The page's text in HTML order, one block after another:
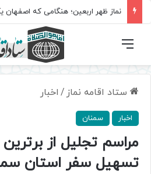
فهرست
ستاد اقامه نماز / اخبار
اخبار سمنان
مراسم تجلیل از
تسهیل سفر استان